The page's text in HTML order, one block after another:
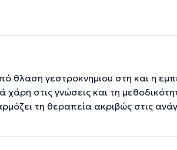
θλαση γεστροκνημιου στη και η
στις γνώσεις και τη
τη θεραπεία ακριβώς στις